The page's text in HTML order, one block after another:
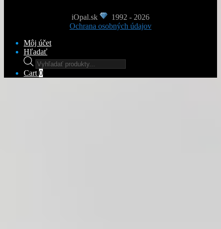
iOpal.sk
1992 - 2026
Ochrana osobných údajov
Môj účet
Hľadať
Products
search
Cart 0